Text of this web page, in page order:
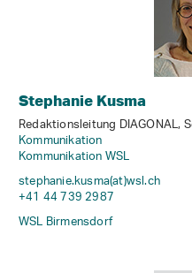
Stephanie Kusma
Redaktionsleitung DIAGONAL,
Kommunikation
Kommunikation WSL
stephanie.kusma(at)wsl.ch
+41 44 739 2987
WSL Birmensdorf